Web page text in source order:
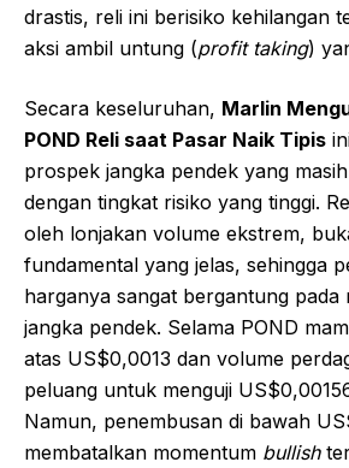
drastis, reli ini berisiko kehilangan
aksi ambil untung (profit taking)
Secara keseluruhan, Marlin
POND Reli saat Pasar Naik Tipis
prospek jangka pendek yang masih
dengan tingkat risiko yang tinggi.
oleh lonjakan volume ekstrem,
fundamental yang jelas, sehingga
harganya sangat bergantung pada
jangka pendek. Selama POND
atas US$0,0013 dan volume
peluang untuk menguji
Namun, penembusan di bawah
membatalkan momentum bullish